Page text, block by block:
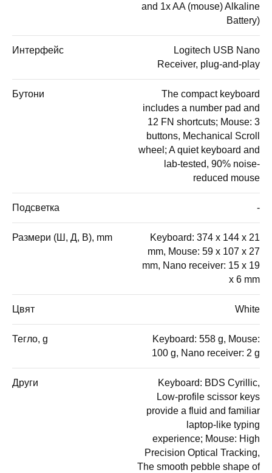
and 1x AA (mouse) Alkaline
Battery)
Интерфейс
Logitech USB Nano
Receiver, plug-and-play
Бутони
The compact keyboard
includes a number pad and
12 FN shortcuts; Mouse: 3
buttons, Mechanical Scroll
wheel; A quiet keyboard and
lab-tested, 90% noise-
reduced mouse
Подсветка -
Размери (Ш, Д, В), mm
Keyboard: 374 x 144 x 21
mm, Mouse: 59 x 107 x 27
mm, Nano receiver: 15 x 19
x 6 mm
Цвят White
Тегло, g
Keyboard: 558 g, Mouse:
100 g, Nano receiver: 2 g
Други
Keyboard: BDS Cyrillic,
Low-profile scissor keys
provide a fluid and familiar
laptop-like typing
experience; Mouse: High
Precision Optical Tracking,
The smooth pebble shape of